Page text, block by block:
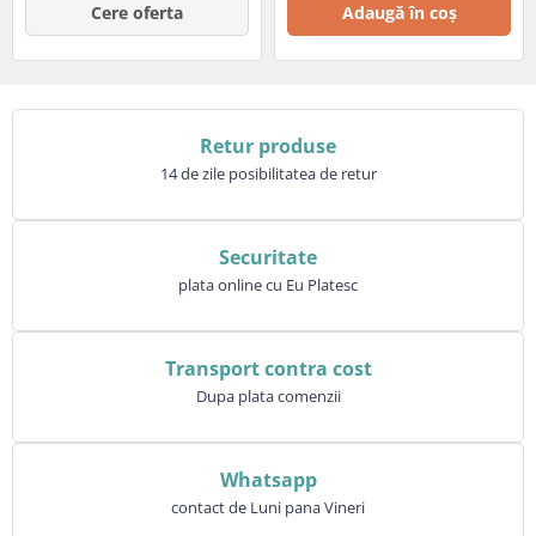
Cere oferta Adaugă în coș
Retur produse
14 de zile posibilitatea de retur
Securitate
plata online cu Eu Platesc
Transport contra cost
Dupa plata comenzii
Whatsapp
contact de Luni pana Vineri